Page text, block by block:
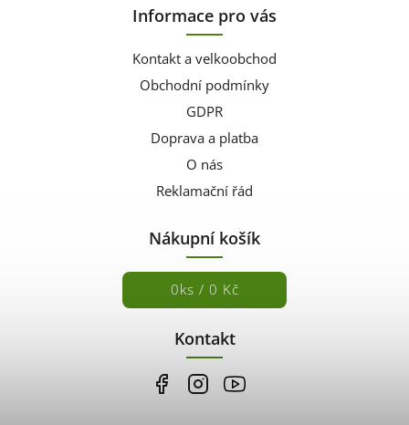
Informace pro vás
Kontakt a velkoobchod
Obchodní podmínky
GDPR
Doprava a platba
O nás
Reklamační řád
Nákupní košík
0ks / 0 Kč
Kontakt